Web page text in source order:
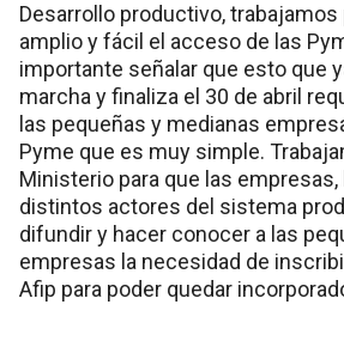
Desarrollo productivo,
amplio y fácil el acceso de las
importante señalar que esto que
marcha y finaliza el 30 de abril
las pequeñas y medianas
Pyme que es muy simple.
Ministerio para que las
distintos actores del sistema
difundir y hacer conocer a las
empresas la necesidad de
Afip para poder quedar